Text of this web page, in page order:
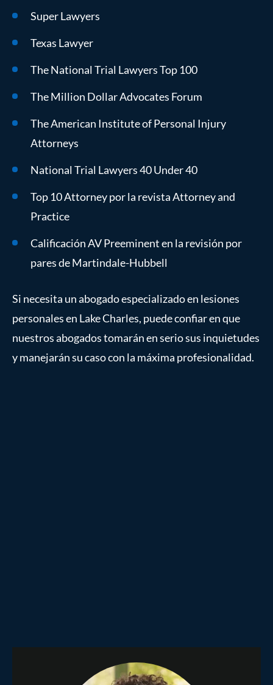
Super Lawyers
Texas Lawyer
The National Trial Lawyers Top 100
The Million Dollar Advocates Forum
The American Institute of Personal Injury
Attorneys
National Trial Lawyers 40 Under 40
Top 10 Attorney por la revista Attorney and
Practice
Calificación AV Preeminent en la revisión por
pares de Martindale-Hubbell
Si necesita un abogado especializado en lesiones
personales en Lake Charles, puede confiar en que
nuestros abogados tomarán en serio sus inquietudes
y manejarán su caso con la máxima profesionalidad.